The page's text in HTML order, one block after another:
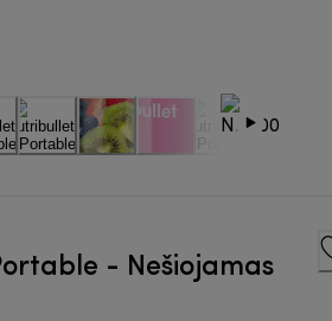
- Nešiojamas